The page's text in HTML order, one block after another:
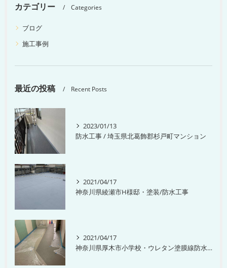
カテゴリー Categories
ブログ
施工事例
最近の投稿 Recent Posts
2023/01/13
防水工事 / 埼玉県北葛飾郡杉戸町マンション
2021/04/17
神奈川県綾瀬市H様邸・塗装/防水工事
2021/04/17
神奈川県厚木市小学校・ウレタン塗膜線防水工事